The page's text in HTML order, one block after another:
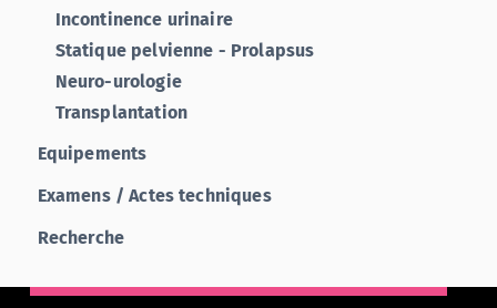
Incontinence urinaire
Statique pelvienne - Prolapsus
Neuro-urologie
Transplantation
Equipements
Examens / Actes techniques
Recherche